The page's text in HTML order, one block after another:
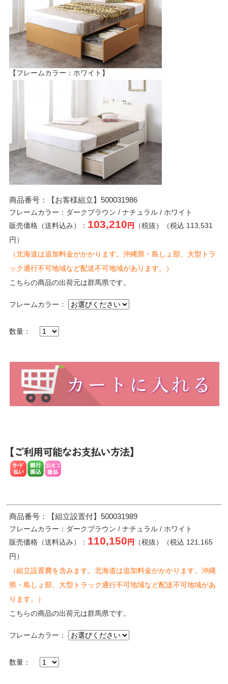
【フレームカラー：ホワイト】
商品番号：【お客様組立】500031986
フレームカラー：ダークブラウン / ナチュラル / ホワイト
販売価格（送料込み）： 103,210 円
（税抜）（税込 113,531
円）
（北海道は追加料金がかかります。沖縄県・島しょ部、大型トラ
ック通行不可地域など配送不可地域があります。）
こちらの商品の出荷元は群馬県です。
フレームカラー：
数量：
商品番号：【組立設置付】500031989
フレームカラー：ダークブラウン / ナチュラル / ホワイト
販売価格（送料込み）： 110,150 円
（税抜）（税込 121,165
円）
（組立設置費を含みます。北海道は追加料金がかかります。沖縄
県・島しょ部、大型トラック通行不可地域など配送不可地域があ
ります。）
こちらの商品の出荷元は群馬県です。
フレームカラー：
数量：